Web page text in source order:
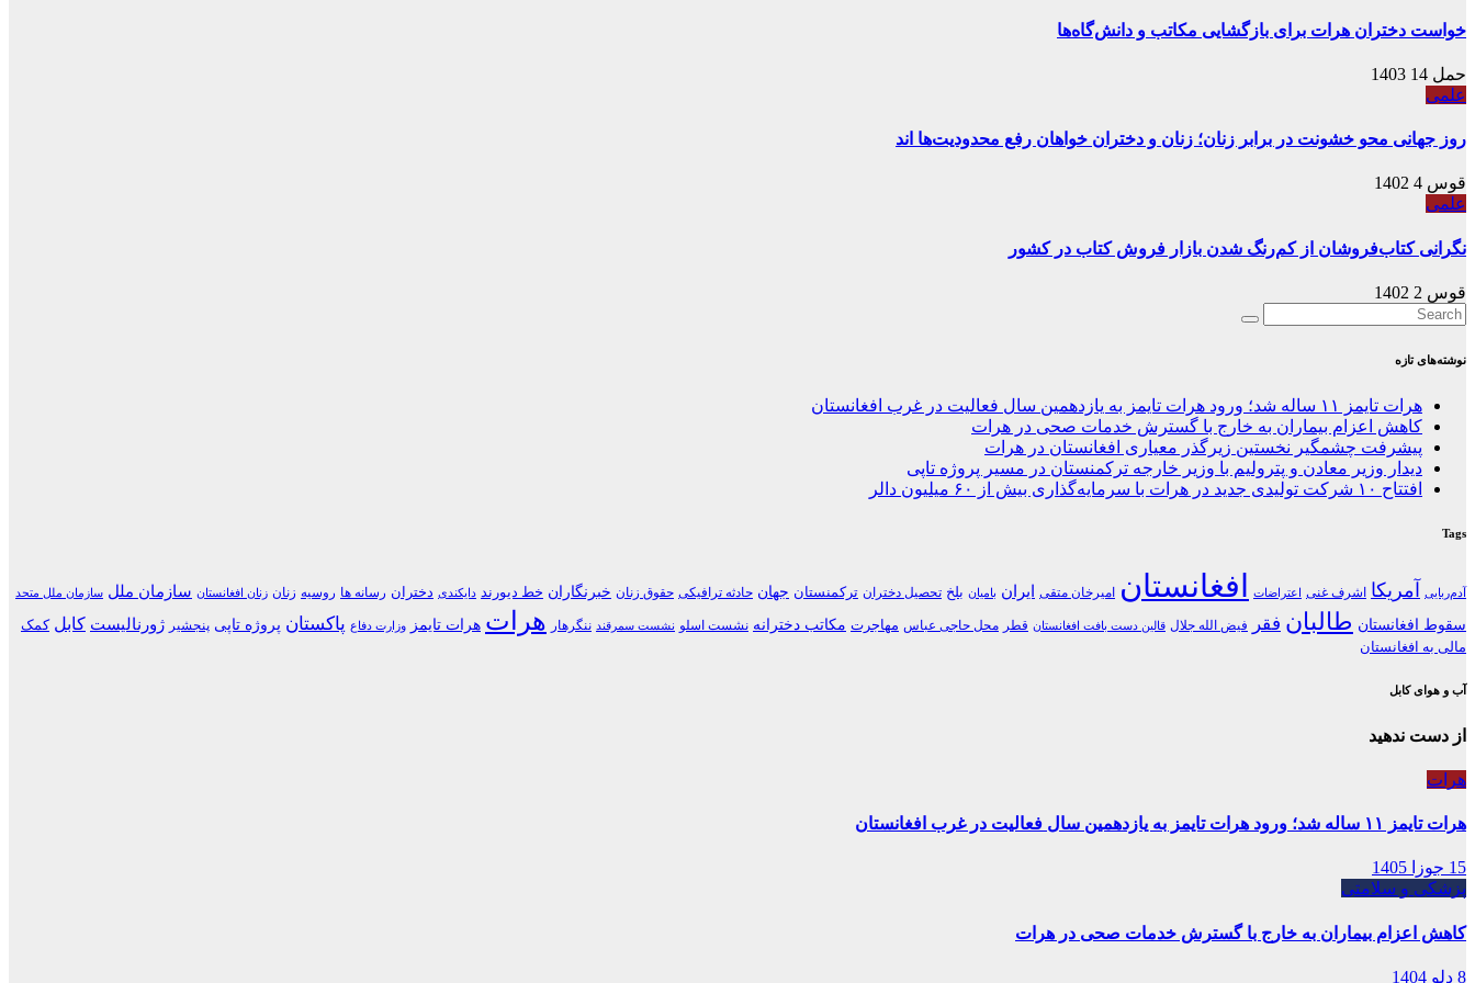
خواست دختران هرات برای بازگشایی مکاتب و دانش‌گاه‌ها
حمل 14 1403
علمی
روز جهانی محو خشونت در برابر زنان؛ زنان و دختران خواهان رفع محدودیت‌ها اند
قوس 4 1402
علمی
نگرانی کتاب‌فروشان از کم‌رنگ شدن بازار فروش کتاب در کشور
قوس 2 1402
نوشته‌های تازه
هرات تایمز ۱۱ ساله شد؛ ورود هرات تایمز به یازدهمین سال فعالیت در غرب افغانستان
کاهش اعزام بیماران به خارج با گسترش خدمات صحی در هرات
پیشرفت چشمگیر نخستین زیرگذر معیاری افغانستان در هرات
دیدار وزیر معادن و پترولیم با وزیر خارجه ترکمنستان در مسیر پروژه تاپی
افتتاح ۱۰ شرکت تولیدی جدید در هرات با سرمایه‌گذاری بیش از ۶۰ میلیون دالر
Tags
آدم‌ربایی آمریکا اشرف غنی اعتراضات افغانستان امیرخان متقی ایران بامیان بلخ تحصیل دختران ترکمنستان جهان حادثه ترافیکی حقوق زنان خبرنگاران خط دیورند دایکندی دختران رسانه ها روسیه زنان زنان افغانستان سازمان ملل سازمان ملل متحد
سقوط افغانستان طالبان فقر فیض الله جلال قالین دست بافت افغانستان قطر محل حاجی عباس مهاجرت مکاتب دخترانه نشست اسلو نشست سمرقند ننگرهار هرات هرات تایمز وزارت دفاع پاکستان پروژه تاپی پنجشیر ژورنالیست کابل کمک
مالی به افغانستان
آب و هوای کابل
از دست ندهید
هرات
هرات تایمز ۱۱ ساله شد؛ ورود هرات تایمز به یازدهمین سال فعالیت در غرب افغانستان
15 جوزا 1405
پزشکی و سلامتی
کاهش اعزام بیماران به خارج با گسترش خدمات صحی در هرات
8 دلو 1404